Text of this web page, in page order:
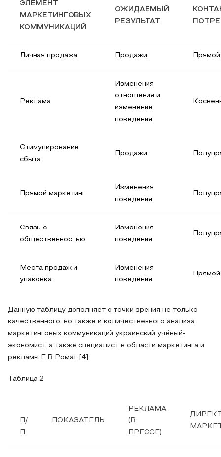
ЭЛЕМЕНТ
МАРКЕТИНГОВЫХ
КОММУНИКАЦИЙ
ОЖИДАЕМЫЙ
РЕЗУЛЬТАТ
Личная продажа Продажи Прямой
Реклама
Изменения
отношения и
изменение
поведения
Стимулирование
сбыта
Продажи
Прямой маркетинг
Изменения
поведения
Связь с
общественностью
Изменения
поведения
Места продаж и
упаковка
Изменения
поведения
Прямой
Данную таблицу дополняет с точки зрения не только
качественного, но также и количественного анализа
маркетинговых коммуникаций украинский учёный-
экономист, а также специалист в области маркетинга и
рекламы Е.В Ромат [4].
Таблица 2
П/
ПОКАЗАТЕЛЬ
РЕКЛАМА
(В
ПРЕССЕ)